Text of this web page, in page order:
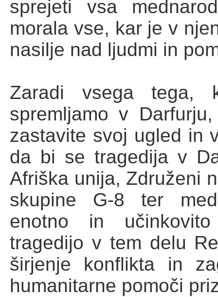
sprejeti vsa
morala vse, kar je v
nasilje nad ljudmi in
Zaradi vsega tega,
spremljamo v
zastavite svoj ugled in
da bi se tragedija v
Afriška unija, Združeni
skupine G-8 ter
enotno in
tragedijo v tem delu
širjenje konflikta in
humanitarne pomoči